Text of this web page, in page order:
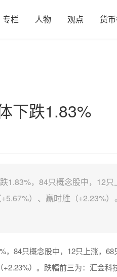
专栏 人物 观点 货
下跌1.83%
1.83%，84只概念股中，12
）、赢时胜（+2.23%
，84只概念股中，12只上涨，
）。跌幅前三为：汇金科